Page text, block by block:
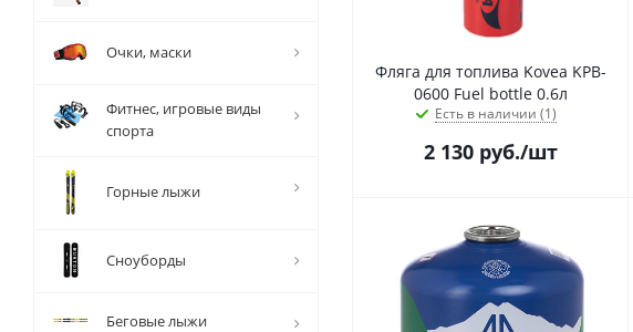
Фляга для топлива Kovea KPB-
0600 Fuel bottle 0.6л
Есть в наличии (1)
2 130 руб./шт
Очки, маски
Фитнес, игровые виды
спорта
Горные лыжи
Сноуборды
Беговые лыжи